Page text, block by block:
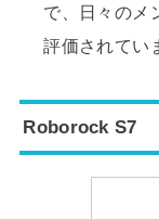
で、日々のメ
評価されてい
Roborock S7